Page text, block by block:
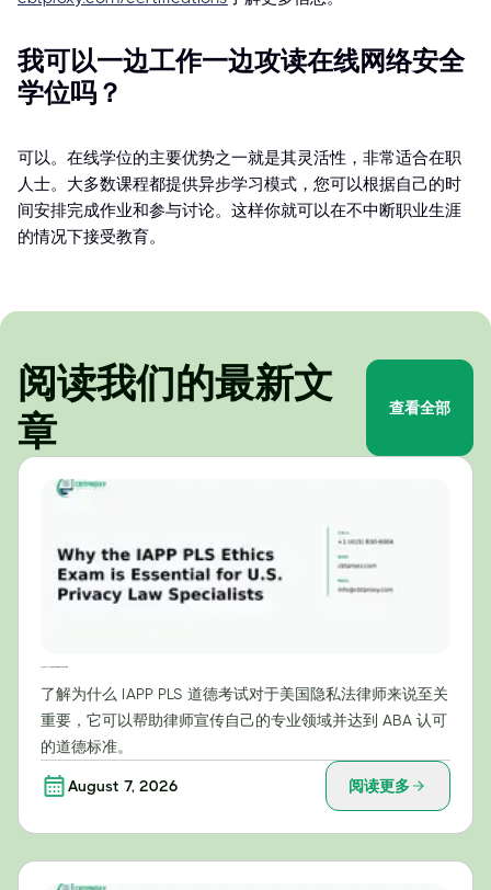
我可以一边工作一边攻读在线网络安全
学位吗？
可以。在线学位的主要优势之一就是其灵活性，非常适合在职
人士。大多数课程都提供异步学习模式，您可以根据自己的时
间安排完成作业和参与讨论。这样你就可以在不中断职业生涯
的情况下接受教育。
阅读我们的最新文
章
查看全部
了解为什么 IAPP PLS 道德考试对于美国隐私法律师来说至关
重要，它可以帮助律师宣传自己的专业领域并达到 ABA 认可
的道德标准。
August 7, 2026 阅读更多